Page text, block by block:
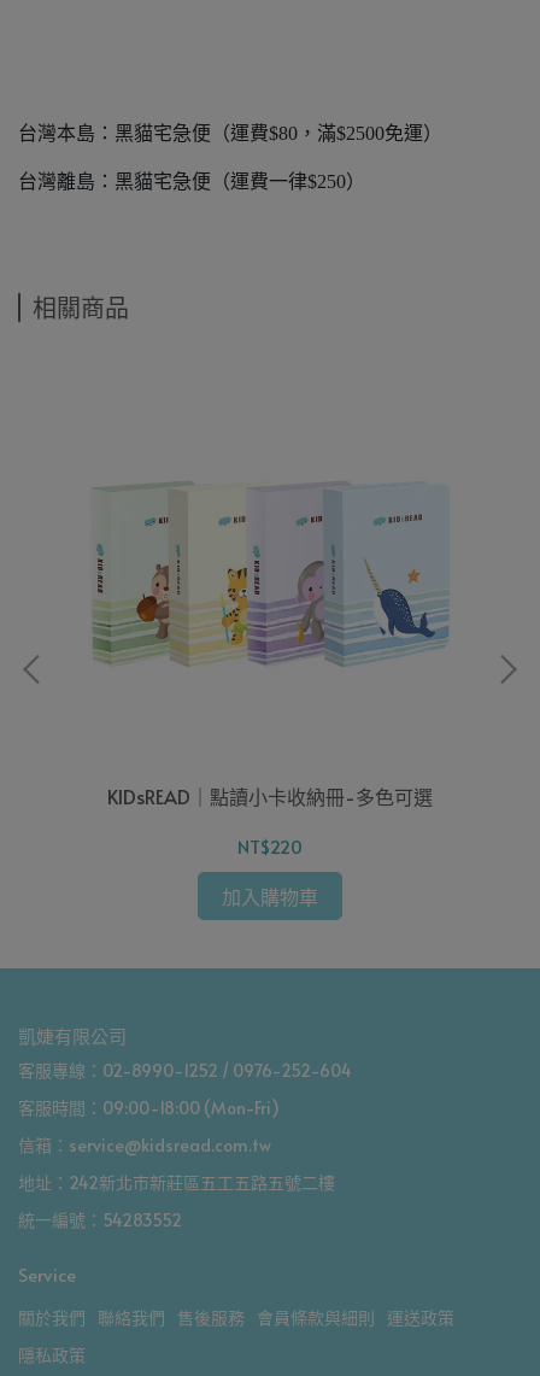
台灣本島：黑貓宅急便（運費$80，滿$2500免運）
台灣離島：黑貓宅急便（運費一律$250）
相關商品
KIDsREAD｜點讀小卡收納冊-多色可選
NT$220
加入購物車
凱婕有限公司
客服專線：02-8990-1252 / 0976-252-604
客服時間：09:00-18:00 (Mon-Fri)
信箱：service@kidsread.com.tw
地址：242新北市新莊區五工五路五號二樓
統一編號：54283552
Service
關於我們 聯絡我們 售後服務 會員條款與細則
運送政策
隱私政策